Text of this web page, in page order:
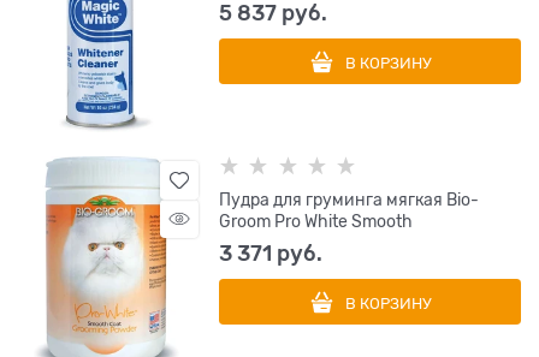
5 837 руб.
В КОРЗИНУ
Пудра для груминга мягкая Bio-
Groom Pro White Smooth
3 371 руб.
В КОРЗИНУ